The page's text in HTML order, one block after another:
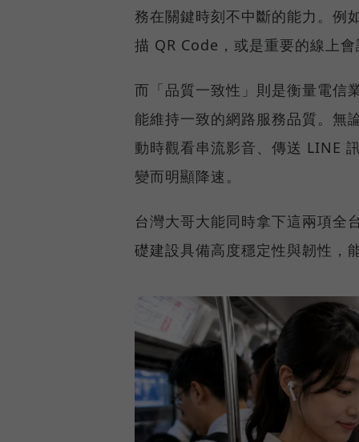
務在關鍵時刻不中斷的能力。例
描 QR Code，或是重要的線上
而「品質一致性」則是衡量電信
能維持一致的網路服務品質。無
動時觀看串流影音、傳送 LINE
變而明顯降速。
台灣大哥大能同時拿下這兩項全
礎建設具備高度穩定性與韌性，